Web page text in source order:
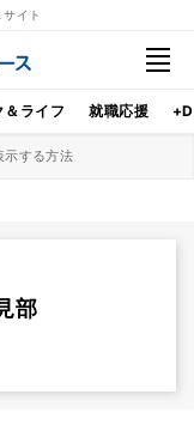
イト
＆ライフ 就職応援
する方法
部